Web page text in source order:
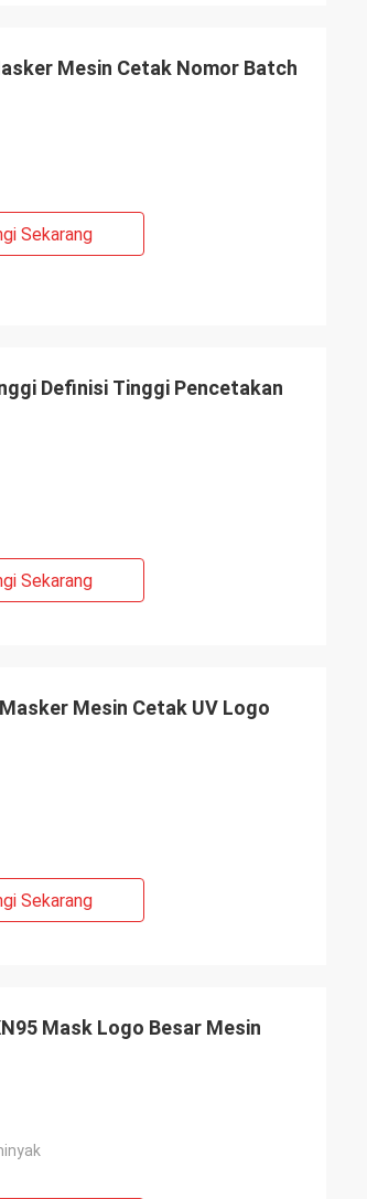
Mesin Cetak Nomor Batch
Sekarang
Definisi Tinggi Pencetakan
Sekarang
Mesin Cetak UV Logo
Sekarang
Mask Logo Besar Mesin